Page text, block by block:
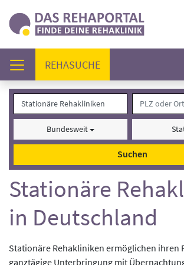
REHASUCHE(AKTUELL)
Bundesweit
Suchen
Stationäre
in Deutschland
Stationäre Rehakliniken ermöglichen ihren
ganztägige Unterbringung mit